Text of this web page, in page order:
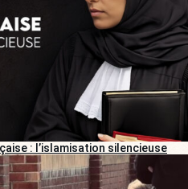
: l’islamisation silencieuse